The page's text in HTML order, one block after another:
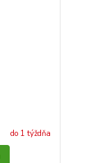
do 1 týždňa